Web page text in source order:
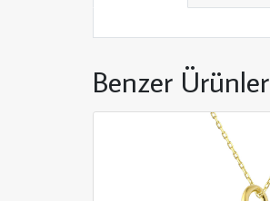
Benzer Ürünler